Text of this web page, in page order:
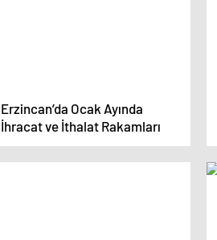
Erzincan’da Ocak Ayında
İhracat ve İthalat Rakamları